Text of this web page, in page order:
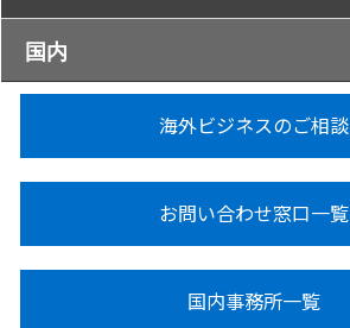
国内
海外ビジネスのご相談
お問い合わせ窓口一覧
国内事務所一覧